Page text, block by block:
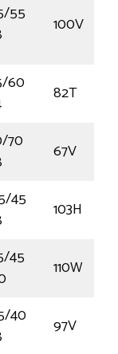
55
100V
60
82T
70
67V
45
103H
45
110W
40
97V